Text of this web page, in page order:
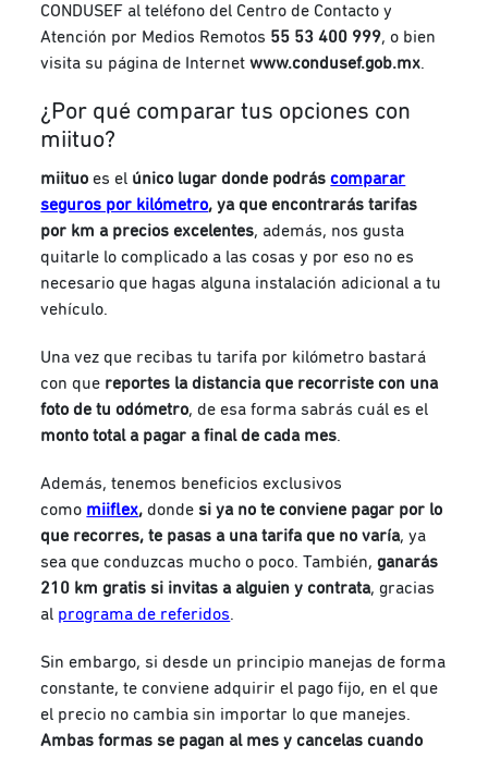
CONDUSEF al teléfono del Centro de Contacto y
Atención por Medios Remotos 55 53 400 999, o bien
visita su página de Internetwww.condusef.gob.mx.
¿Por qué comparar tus opciones con
miituo?
miituo es el único lugar donde podráscomparar
seguros por kilómetro, ya queencontrarás tarifas
por km a precios excelentes, además, nos gusta
quitarle lo complicado a las cosas y por eso no es
necesario que hagas alguna instalación adicional a tu
vehículo.
Una vez que recibas tutarifa por kilómetro bastará
con que reportes la distancia que recorriste con una
foto de tu odómetro, de esa forma sabrás cuál es el
monto total a pagar a final de cada mes.
Además, tenemos beneficios exclusivos
como miiflex,dondesi ya no te conviene pagar por lo
que recorres, te pasas a una tarifa que no varía, ya
sea que conduzcas mucho o poco. También,ganarás
210 km gratis si invitas a alguien y contrata, gracias
al programa de referidos.
Sin embargo, si desde un principio manejas de forma
constante, te conviene adquirir el pago fijo, en el que
el precio no cambia sin importar lo que manejes.
Ambas formas se pagan al mes y cancelas cuando